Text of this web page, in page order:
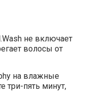
не включает
волосы от
на влажные
три-пять минут,